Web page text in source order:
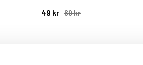
49 kr 69 kr